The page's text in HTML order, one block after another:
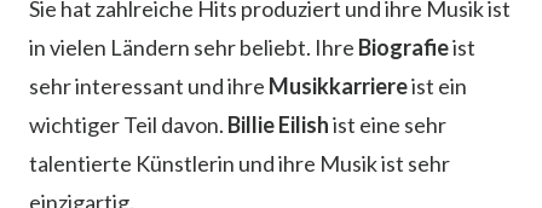
Sie hat zahlreiche Hits produziert und ihre Musik ist
in vielen Ländern sehr beliebt. Ihre Biografieist
sehr interessant und ihre Musikkarriereist ein
wichtiger Teil davon. Billie Eilishist eine sehr
talentierte Künstlerin und ihre Musik ist sehr
einzigartig.